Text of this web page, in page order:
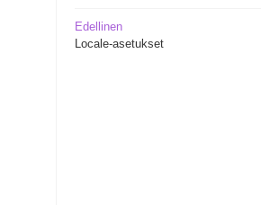
Edellinen
Locale-asetukset